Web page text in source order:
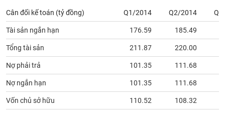
Cân đối kế toán (tỷ đồng) Q1/2014 Q2/2014
Tài sản ngắn hạn 176.59 185.49
Tổng tài sản 211.87 220.00
Nợ phải trả 101.35 111.68
Nợ ngắn hạn 101.35 111.68
Vốn chủ sở hữu 110.52 108.32
tích
(-)
Thuật
ngữ
(-)
Dịch
vụ